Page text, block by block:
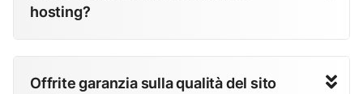
hosting?
Offrite garanzia sulla qualità del sito